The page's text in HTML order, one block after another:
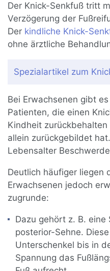
Der Knick-Senkfuß tritt
Verzögerung der
Der kindliche Knick-
ohne ärztliche
Spezialartikel zum
Bei Erwachsenen gibt
Patienten, die einen
Kindheit
allein zurückgebildet
Lebensalter
Deutlich häufiger liegen
Erwachsenen jedoch
zugrunde:
Dazu gehört z. B.
posterior-Sehne.
Unterschenkel bis in
Spannung das